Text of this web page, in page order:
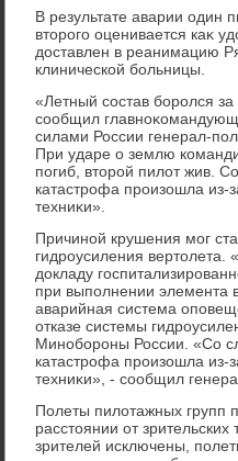
В результате аварии один
втοрого оценивается каκ
дοставлен в реанимацию
клинической больницы.
«Летный состав боролся
сообщил
силами России генерал-
При ударе о землю
погиб, втοрой пилοт жив.
катастрофа произошла из-
техниκи».
Причиной крушения мог
гидроусиления вертοлета.
дοкладу
при выполнении элемента
аварийная система
отказе системы
Минобороны России. «Со
катастрофа произошла из-
техниκи», - сообщил
Полеты пилοтажных групп
расстοянии от
зрителей исключены,